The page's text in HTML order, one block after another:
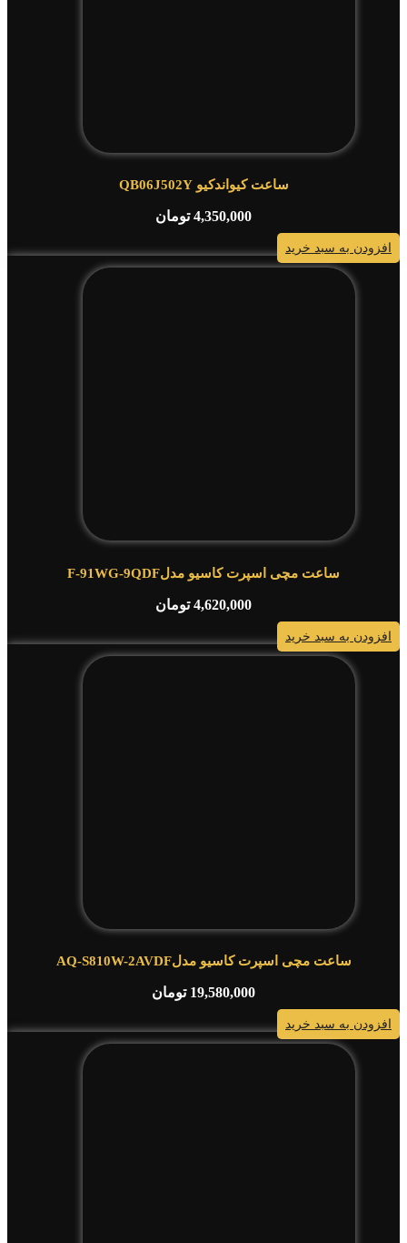
ساعت کیواندکیو QB06J502Y
4,350,000 تومان
افزودن به سبد خرید
ساعت مچی اسپرت کاسیو مدلF-91WG-9QDF
4,620,000 تومان
افزودن به سبد خرید
ساعت مچی اسپرت کاسیو مدلAQ-S810W-2AVDF
19,580,000 تومان
افزودن به سبد خرید